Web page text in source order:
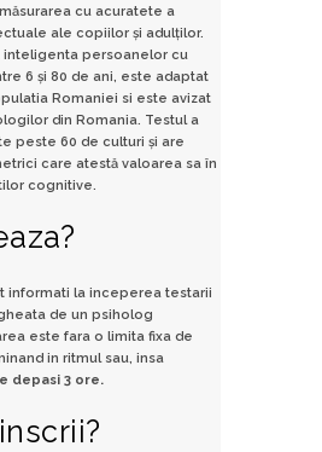
cu acuratete a
ale copiilor şi adulţilor.
inteligenta persoanelor cu
6 şi 80 de ani, este adaptat
Romaniei si este avizat
din Romania. Testul a
peste 60 de culturi şi are
care atestă valoarea sa în
cognitive.
informati la inceperea testarii
de un psiholog
este fara o limita fixa de
in ritmul sau, insa
depasi 3 ore.